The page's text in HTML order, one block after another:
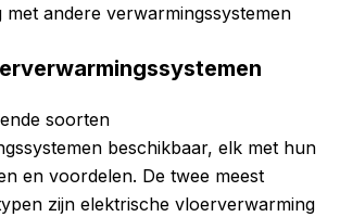
met andere verwarmingssystemen
soorten
beschikbaar, elk met hun
en voordelen. De twee meest
zijn elektrische vloerverwarming